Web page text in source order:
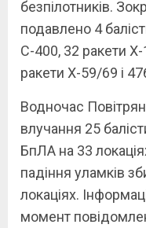
безпілотників.
подавлено 4
С-400, 32 ракети Х-
ракети Х-59/69 і
Водночас
влучання 25
БпЛА на 33
падіння уламків
локаціях.
момент